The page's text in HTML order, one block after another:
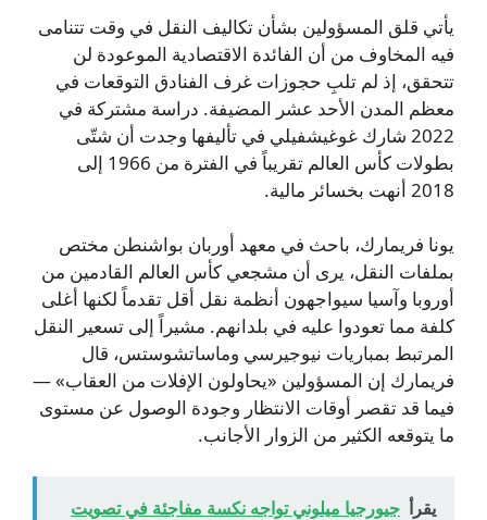
يأتي قلق المسؤولين بشأن تكاليف النقل في وقت تتنامى
فيه المخاوف من أن الفائدة الاقتصادية الموعودة لن
تتحقق، إذ لم تلبِ حجوزات غرف الفنادق التوقعات في
معظم المدن الأحد عشر المضيفة. دراسة مشتركة في
2022 شارك غوغيشفيلي في تأليفها وجدت أن شتّى
بطولات كأس العالم تقريباً في الفترة من 1966 إلى
2018 أنهت بخسائر مالية.
يونا فريمارك، باحث في معهد أوربان بواشنطن مختص
بملفات النقل، يرى أن مشجعي كأس العالم القادمين من
أوروبا وآسيا سيواجهون أنظمة نقل أقل تقدماً لكنها أغلى
كلفة مما تعودوا عليه في بلدانهم. مشيراً إلى تسعير النقل
المرتبط بمباريات نيوجيرسي وماساتشوستس، قال
فريمارك إن المسؤولين «يحاولون الإفلات من العقاب» —
فيما قد تقصر أوقات الانتظار وجودة الوصول عن مستوى
ما يتوقعه الكثير من الزوار الأجانب.
يقرأ جيورجيا ميلوني تواجه نكسة مفاجئة في تصويت